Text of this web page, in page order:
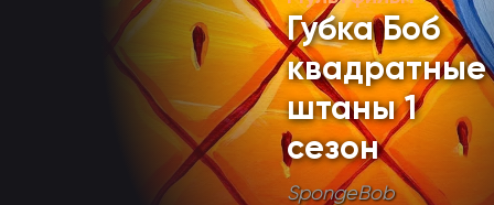
Губка Боб
квадратные
штаны 1
сезон
SpongeBob